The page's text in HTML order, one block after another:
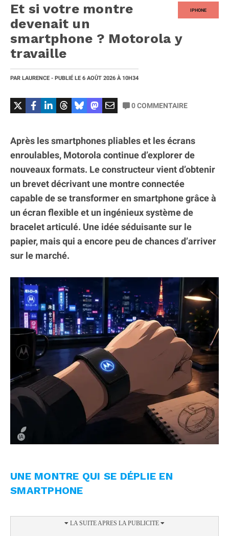
IPHONE
Et si votre montre
devenait un
smartphone ? Motorola y
travaille
PAR LAURENCE - PUBLIÉ LE 6 AOÛT 2026 À 10H34
0COMMENTAIRE
Après les smartphones pliables et les écrans
enroulables, Motorola continue d’explorer de
nouveaux formats. Le constructeur vient d’obtenir
un brevet décrivant une montre connectée
capable de se transformer en smartphone grâce à
un écran flexible et un ingénieux système de
bracelet articulé. Une idée séduisante sur le
papier, mais qui a encore peu de chances d’arriver
sur le marché.
UNE MONTRE QUI SE DÉPLIE EN
SMARTPHONE